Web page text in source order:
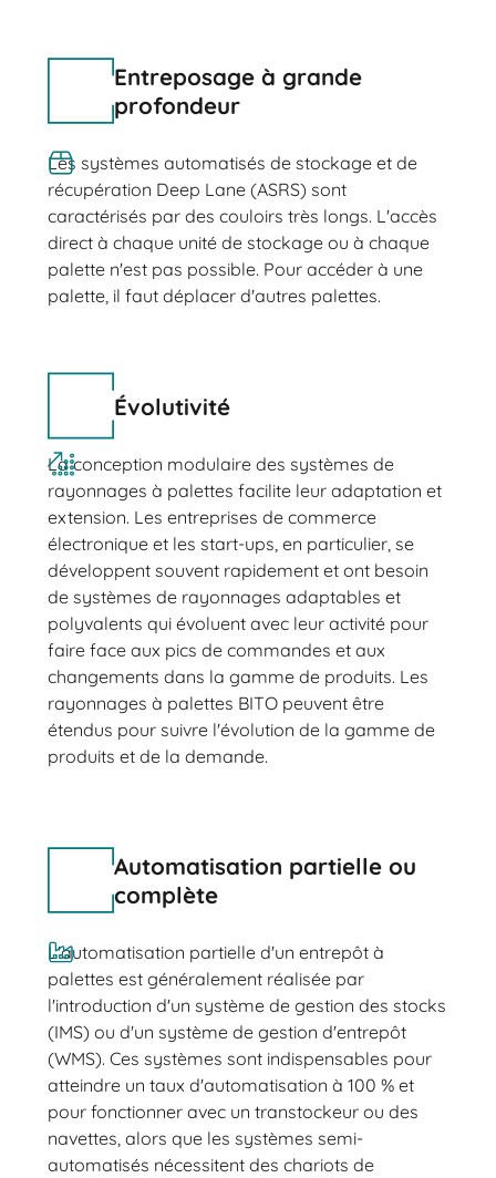
Entreposage à grande
profondeur
Les systèmes automatisés de stockage et de
récupération Deep Lane (ASRS) sont
caractérisés par des couloirs très longs. L'accès
direct à chaque unité de stockage ou à chaque
palette n'est pas possible. Pour accéder à une
palette, il faut déplacer d'autres palettes.
Évolutivité
La conception modulaire des systèmes de
rayonnages à palettes facilite leur adaptation et
extension. Les entreprises de commerce
électronique et les start-ups, en particulier, se
développent souvent rapidement et ont besoin
de systèmes de rayonnages adaptables et
polyvalents qui évoluent avec leur activité pour
faire face aux pics de commandes et aux
changements dans la gamme de produits. Les
rayonnages à palettes BITO peuvent être
étendus pour suivre l'évolution de la gamme de
produits et de la demande.
Automatisation partielle ou
complète
L'automatisation partielle d'un entrepôt à
palettes est généralement réalisée par
l'introduction d'un système de gestion des stocks
(IMS) ou d'un système de gestion d'entrepôt
(WMS). Ces systèmes sont indispensables pour
atteindre un taux d'automatisation à 100 % et
pour fonctionner avec un transtockeur ou des
navettes, alors que les systèmes semi-
automatisés nécessitent des chariots de